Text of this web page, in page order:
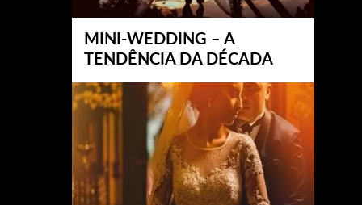
MINI-WEDDING – A
TENDÊNCIA DA DÉCADA